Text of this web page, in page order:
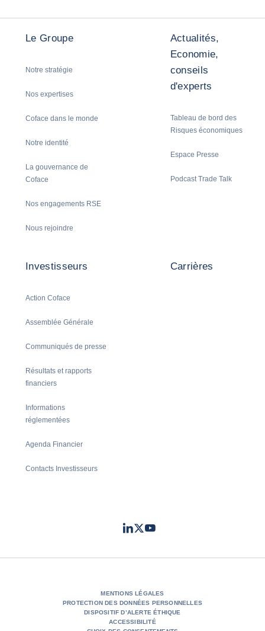
Le Groupe
Notre stratégie
Nos expertises
Coface dans le monde
Notre identité
La gouvernance de
Coface
Nos engagements RSE
Nous rejoindre
Actualités,
Economie,
conseils
d'experts
Tableau de bord des
Risques économiques
Espace Presse
Podcast Trade Talk
Investisseurs
Action Coface
Assemblée Générale
Communiqués de presse
Résultats et rapports
financiers
Informations
réglementées
Agenda Financier
Contacts Investisseurs
Carrières
LinkedIn
TwitterYoutube
MENTIONS LÉGALES
PROTECTION DES DONNÉES PERSONNELLES
DISPOSITIF D’ALERTE ÉTHIQUE
ACCESSIBILITÉ